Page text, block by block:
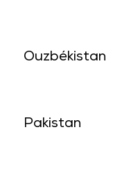
Ouzbékistan
Pakistan